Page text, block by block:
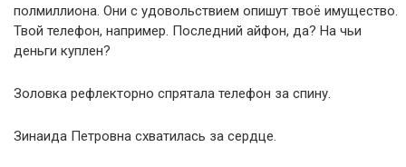
полмиллиона. Они с удовольствием опишут твоё имущество.
Твой телефон, например. Последний айфон, да? На чьи
деньги куплен?
Золовка рефлекторно спрятала телефон за спину.
Зинаида Петровна схватилась за сердце.